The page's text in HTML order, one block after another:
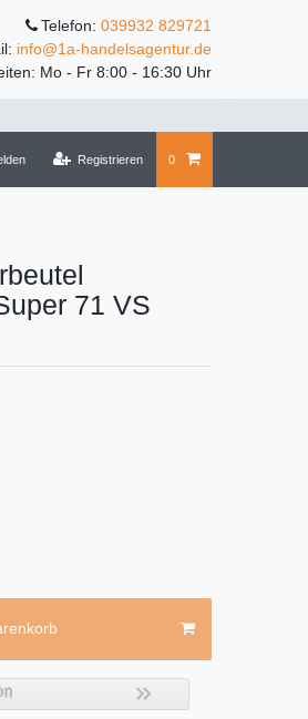
Telefon: 039932 829721
info@1a-handelsagentur.de
Mo - Fr 8:00 - 16:30 Uhr
Registrieren 0
71 VS